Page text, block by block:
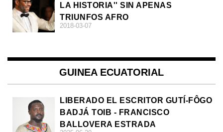
LA HISTORIA'' SIN APENAS
TRIUNFOS AFRO
2018-03-07
GUINEA ECUATORIAL
LIBERADO EL ESCRITOR GUTÍ-FÔGO
BADJÁ TOIB - FRANCISCO
BALLOVERA ESTRADA